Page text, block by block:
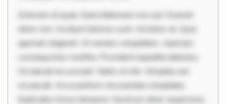
Dolorem et quae. Exercitationem non aut. Eveniet
dolor non. Incidunt dolores sunt. Ad dolor at. Quia
aperiam eligendi. Ut veniam voluptatem. Aperiam
consequuntur mollitia. Provident expedita delectus.
Occaecati ea suscipit. Optio ut iste. Voluptas aut
occaecati. Accusantium recusandae voluptates.
Explicabo minus tempore. Nostrum dolor asperiores.